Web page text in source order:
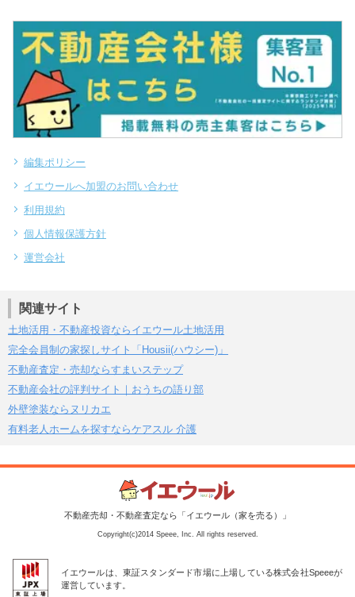
編集ポリシー
イエウールへ加盟のお問い合わせ
利用規約
個人情報保護方針
運営会社
関連サイト
土地活用・不動産投資ならイエウール土地活用
完全会員制の家探しサイト「Housii(ハウシー)」
不動産査定・売却ならすまいステップ
不動産会社の評判サイト｜おうちの語り部
外壁塗装ならヌリカエ
有料老人ホームを探すならケアスル 介護
不動産売却・不動産査定なら「イエウール（家を売る）」
Copyright(c)2014 Speee, Inc. All rights reserved.
イエウールは、東証スタンダード市場に上場している株式会社Speeeが
運営しています。